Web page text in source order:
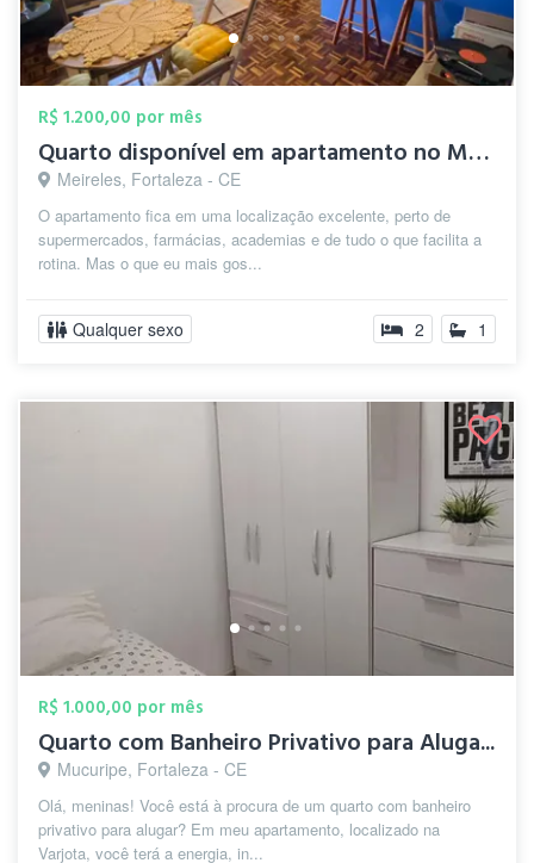
R$ 1.200,00 por mês
Quarto disponível em apartamento no Meir...
Meireles, Fortaleza - CE
O apartamento fica em uma localização excelente, perto de
supermercados, farmácias, academias e de tudo o que facilita a
rotina. Mas o que eu mais gos...
Qualquer sexo 2 1
R$ 1.000,00 por mês
Quarto com Banheiro Privativo para Aluga...
Mucuripe, Fortaleza - CE
Olá, meninas! Você está à procura de um quarto com banheiro
privativo para alugar? Em meu apartamento, localizado na
Varjota, você terá a energia, in...